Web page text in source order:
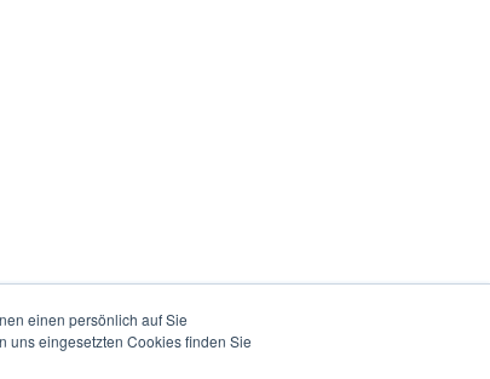
einen persönlich auf Sie
uns eingesetzten Cookies finden Sie